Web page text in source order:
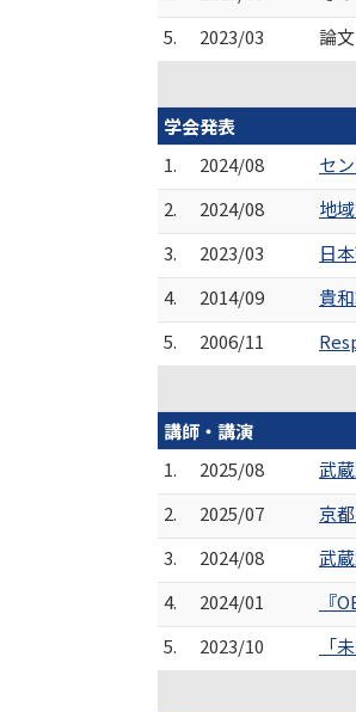
5.
2023/03 論文
学会発表
1.
2024/08
セ
2.
2024/08
地
3.
2023/03
日
4.
2014/09
貴
5.
2006/11
講師・講演
1.
2025/08
武
2.
2025/07
京
3.
2024/08
武
4.
2024/01
『
5.
2023/10
「